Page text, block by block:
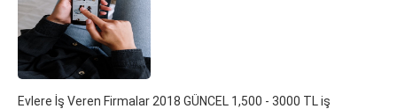
Evlere İş Veren Firmalar 2018 GÜNCEL 1,500 - 3000 TL iş